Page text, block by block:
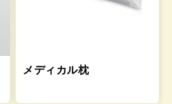
メディカル枕